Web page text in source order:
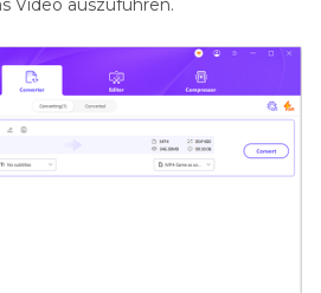
Video auszuführen.